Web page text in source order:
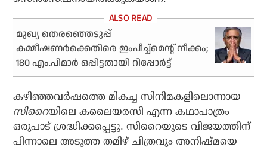
മുഖ്യ തെരഞ്ഞെടുപ്പ്
കമ്മീഷണര്‍ക്കെതിരെ ഇംപീച്ച്‌മെന്റ് നീക്കം;
180 എം.പിമാര്‍ ഒപ്പിട്ടതായി റിപ്പോര്‍ട്ട്
കഴിഞ്ഞവര്‍ഷത്തെ മികച്ച സിനിമകളിലൊന്നായ
സിറൈയിലെ കലൈയരസി എന്ന കഥാപാത്രം
ഒരുപാട് ശ്രദ്ധിക്കപ്പെട്ടു. സിറൈയുടെ വിജയത്തിന്
പിന്നാലെ അടുത്ത തമിഴ് ചിത്രവും അനിഷ്മയെ